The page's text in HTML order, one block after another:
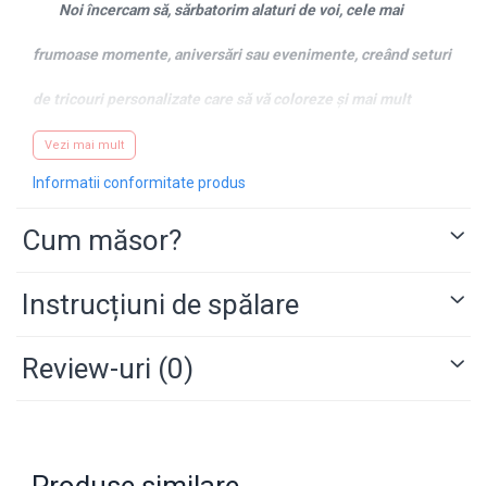
Noi încercam să, sărbatorim alaturi de voi, cele mai
frumoase momente, aniversări sau evenimente, creând seturi
de tricouri personalizate care să vă coloreze și mai mult
această noua viață, în această nouă formulă, de familie.
Desigur, dacă ai o idee, și doresti un alt mesaj sau alte
animații pe tricouri, nu ezita să ne contactezi pe pe
✓Tricourile sunt realizate din
cu croială dreaptă.
✓Avem peste 2000 de seturirealizate, în peste 3 ani de
Vezi mai mult
Informatii conformitate produs
Cum măsor?
Instrucțiuni de spălare
Review-uri (0)